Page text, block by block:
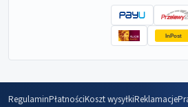
InPost
RegulaminPłatnościKoszt wysyłkiReklamacje